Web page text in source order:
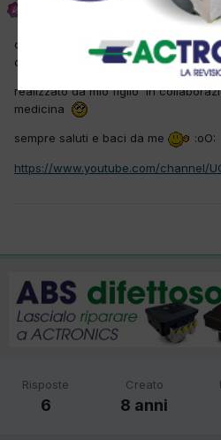
14 Ottobre 2017
ciao amici ho il piacere di
come conoscere un po meglio il
realizzato da mio figlio in
medicina
sempre saluti e baci da me :oO:
https://www.youtube.com/channel/
Risposte
6
Creato
8 anni